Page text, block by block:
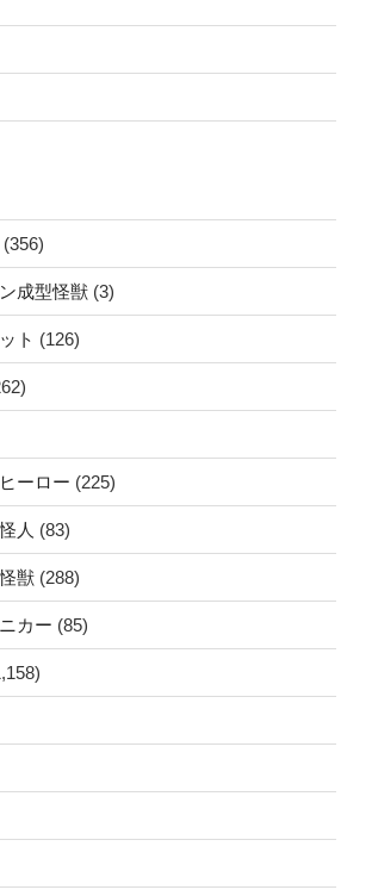
(356)
成型怪獣 (3)
ト (126)
ーロー (225)
人 (83)
獣 (288)
カー (85)